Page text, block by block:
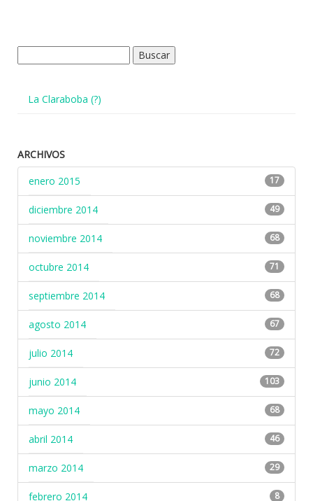
La Claraboba (?)
ARCHIVOS
enero 2015
17
diciembre 2014 49
noviembre 2014 68
octubre 2014 71
septiembre 2014 68
agosto 2014 67
julio 2014 72
junio 2014 103
mayo 2014 68
abril 2014 46
marzo 2014 29
febrero 2014 8